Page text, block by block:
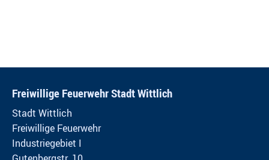
Freiwillige Feuerwehr Stadt Wittlich
Stadt Wittlich
Freiwillige Feuerwehr
Industriegebiet I